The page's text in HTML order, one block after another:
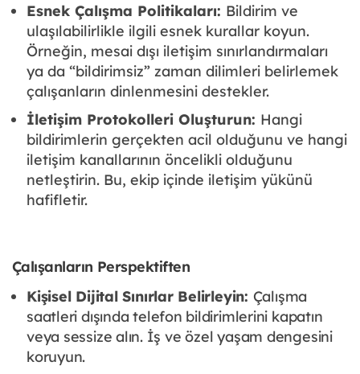
Esnek Çalışma Politikaları: Bildirim ve
ulaşılabilirlikle ilgili esnek kurallar koyun.
Örneğin, mesai dışı iletişim sınırlandırmaları
ya da “bildirimsiz” zaman dilimleri belirlemek
çalışanların dinlenmesini destekler.
İletişim Protokolleri Oluşturun: Hangi
bildirimlerin gerçekten acil olduğunu ve hangi
iletişim kanallarının öncelikli olduğunu
netleştirin. Bu, ekip içinde iletişim yükünü
hafifletir.
Çalışanların Perspektiften
Kişisel Dijital Sınırlar Belirleyin: Çalışma
saatleri dışında telefon bildirimlerini kapatın
veya sessize alın. İş ve özel yaşam dengesini
koruyun.